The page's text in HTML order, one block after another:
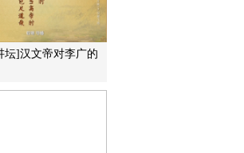
20130607 16:49
07 20:24:12
20130607 16:49
坛]汉文帝对李广的